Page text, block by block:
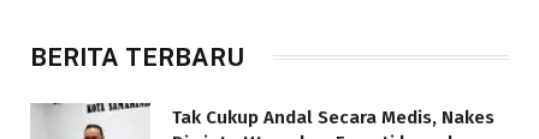
BERITA TERBARU
Tak Cukup Andal Secara Medis, Nakes